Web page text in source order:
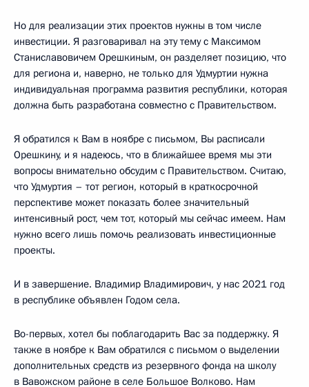
Но для реализации этих проектов нужны в том числе
инвестиции. Я разговаривал на эту тему с Максимом
Станиславовичем Орешкиным, он разделяет позицию, что
для региона и, наверно, не только для Удмуртии нужна
индивидуальная программа развития республики, которая
должна быть разработана совместно с Правительством.
Я обратился к Вам в ноябре с письмом, Вы расписали
Орешкину, и я надеюсь, что в ближайшее время мы эти
вопросы внимательно обсудим с Правительством. Считаю,
что Удмуртия – тот регион, который в краткосрочной
перспективе может показать более значительный
интенсивный рост, чем тот, который мы сейчас имеем. Нам
нужно всего лишь помочь реализовать инвестиционные
проекты.
И в завершение. Владимир Владимирович, у нас 2021 год
в республике объявлен Годом села.
Во-первых, хотел бы поблагодарить Вас за поддержку. Я
также в ноябре к Вам обратился с письмом о выделении
дополнительных средств из резервного фонда на школу
в Вавожском районе в селе Большое Волково. Нам